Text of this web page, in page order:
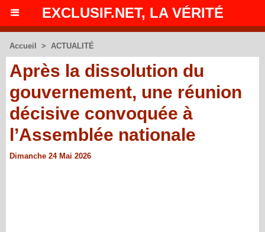
EXCLUSIF.NET, LA VÉRITÉ
Accueil > ACTUALITÉ
Après la dissolution du
gouvernement, une réunion
décisive convoquée à
l’Assemblée nationale
Dimanche 24 Mai 2026